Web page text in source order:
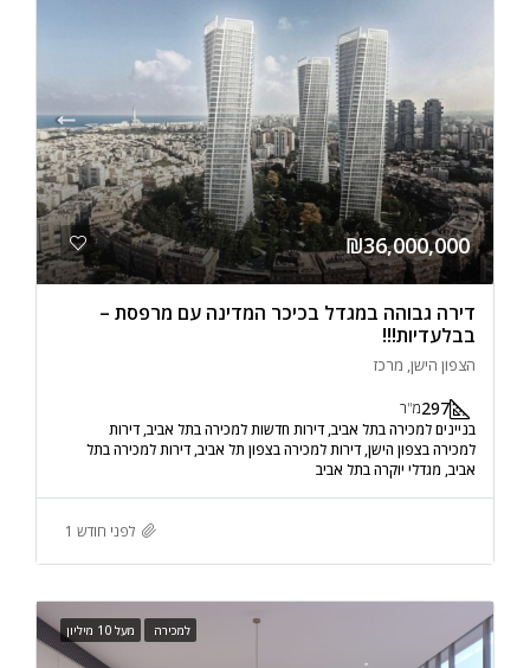
₪36,000,000
דירה גבוהה במגדל בכיכר המדינה עם מרפסת –
בבלעדיות!!!
הצפון הישן, מרכז
297מ"ר
בניינים למכירה בתל אביב, דירות חדשות למכירה בתל אביב, דירות
למכירה בצפון הישן, דירות למכירה בצפון תל אביב, דירות למכירה בתל
אביב, מגדלי יוקרה בתל אביב
לפני חודש 1
למכירה מעל 10 מיליון